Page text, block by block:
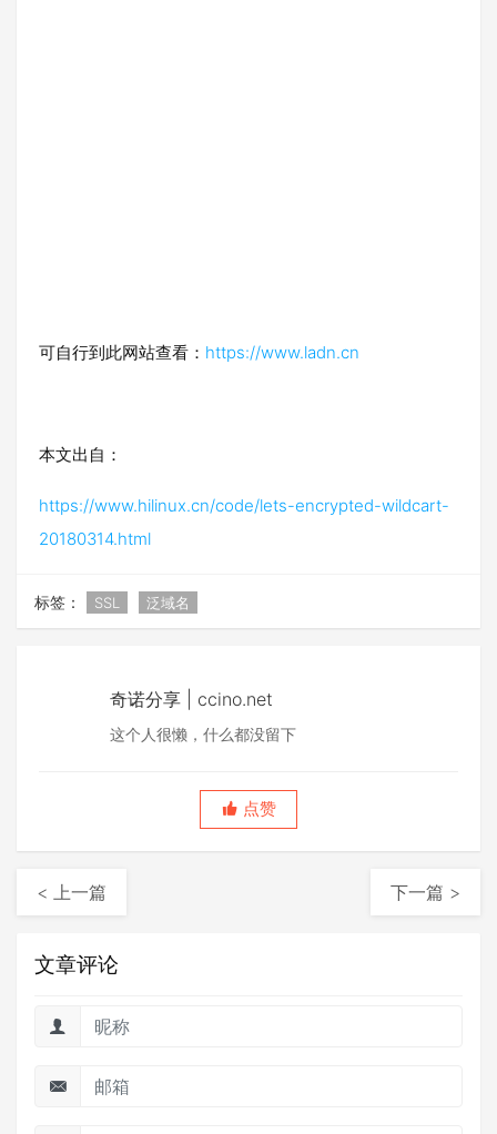
可自行到此网站查看： https://www.ladn.cn
本文出自：
https://www.hilinux.cn/code/lets-encrypted-wildcart-
20180314.html
标签： SSL 泛域名
奇诺分享 | ccino.net
这个人很懒，什么都没留下
点赞
< 上一篇 下一篇 >
文章评论